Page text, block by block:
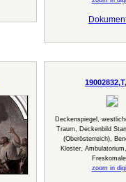
Deckenspiegel,
Traum, Deckenbild
(Oberösterreich),
Kloster,
zoom in